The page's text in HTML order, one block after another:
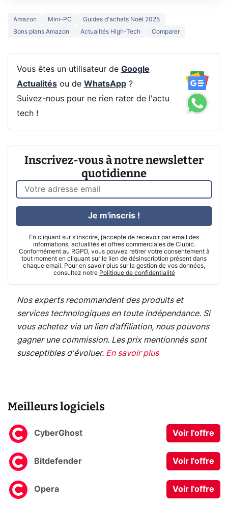
Amazon Mini-PC
Guides d'achats Noël 2025
Bons plans Amazon
Actualités High-Tech Comparer
Vous êtes un utilisateur de Google
Actualitésou de WhatsApp?
Suivez-nous pour ne rien rater de l'actu
tech !
Inscrivez-vous à notre newsletter
quotidienne
En cliquant sur s'inscrire, j’accepte de recevoir par email des
informations, actualités et offres commerciales de Clubic.
Conformément au RGPD, vous pouvez retirer votre consentement à
tout moment en cliquant sur le lien de désinscription présent dans
chaque email. Pour en savoir plus sur la gestion de vos données,
consultez notre Politique de confidentialité
Je m'inscris !
Nos experts recommandent des produits et
services technologiques en toute indépendance. Si
vous achetez via un lien d’affiliation, nous pouvons
gagner une commission. Les prix mentionnés sont
susceptibles d'évoluer. En savoir plus
Meilleurs logiciels
CyberGhost Voir l'offre
Bitdefender Voir l'offre
Opera Voir l'offre